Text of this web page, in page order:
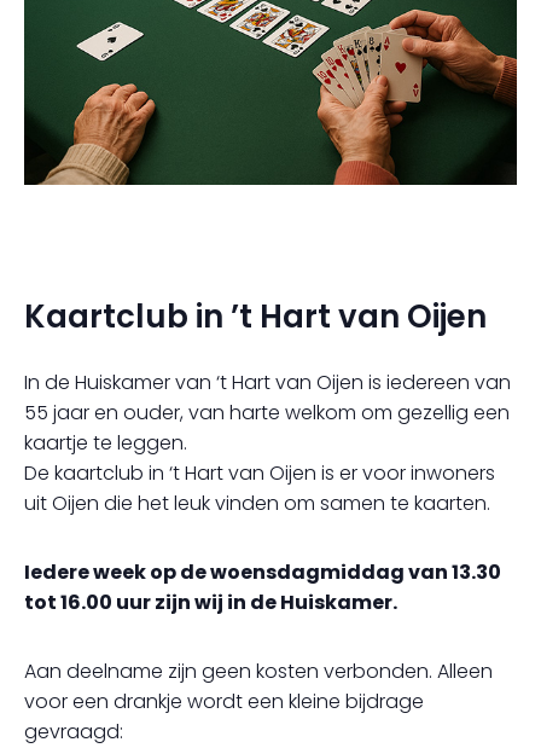
Kaartclub in ’t Hart van Oijen
In de Huiskamer van ‘t Hart van Oijen is iedereen van
55 jaar en ouder, van harte welkom om gezellig een
kaartje te leggen.
De kaartclub in ‘t Hart van Oijen is er voor inwoners
uit Oijen die het leuk vinden om samen te kaarten.
Iedere week op de woensdagmiddag van 13.30
tot 16.00 uur zijn wij in de Huiskamer.
Aan deelname zijn geen kosten verbonden. Alleen
voor een drankje wordt een kleine bijdrage
gevraagd: